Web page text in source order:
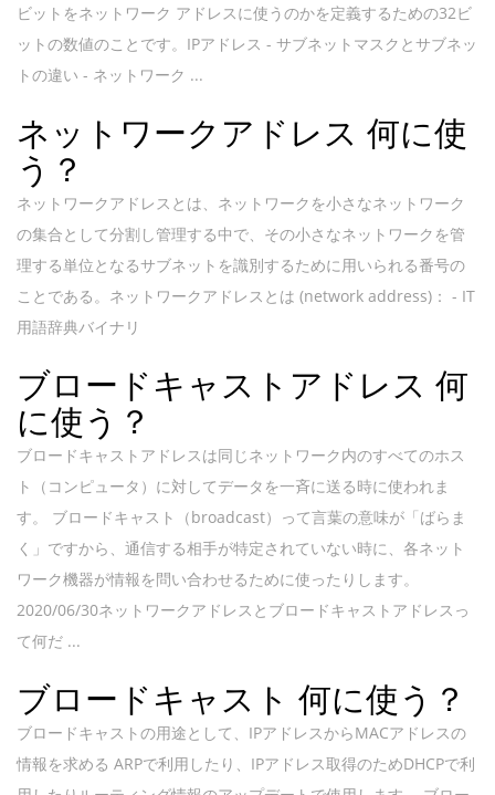
ビットをネットワーク アドレスに使うのかを定義するための32ビ
ットの数値のことです。IPアドレス - サブネットマスクとサブネッ
トの違い - ネットワーク ...
ネットワークアドレス 何に使
う？
ネットワークアドレスとは、ネットワークを小さなネットワーク
の集合として分割し管理する中で、その小さなネットワークを管
理する単位となるサブネットを識別するために用いられる番号の
ことである。ネットワークアドレスとは (network address)： - IT
用語辞典バイナリ
ブロードキャストアドレス 何
に使う？
ブロードキャストアドレスは同じネットワーク内のすべてのホス
ト（コンピュータ）に対してデータを一斉に送る時に使われま
す。 ブロードキャスト（broadcast）って言葉の意味が「ばらま
く」ですから、通信する相手が特定されていない時に、各ネット
ワーク機器が情報を問い合わせるために使ったりします。
2020/06/30ネットワークアドレスとブロードキャストアドレスっ
て何だ ...
ブロードキャスト 何に使う？
ブロードキャストの用途として、IPアドレスからMACアドレスの
情報を求める ARPで利用したり、IPアドレス取得のためDHCPで利